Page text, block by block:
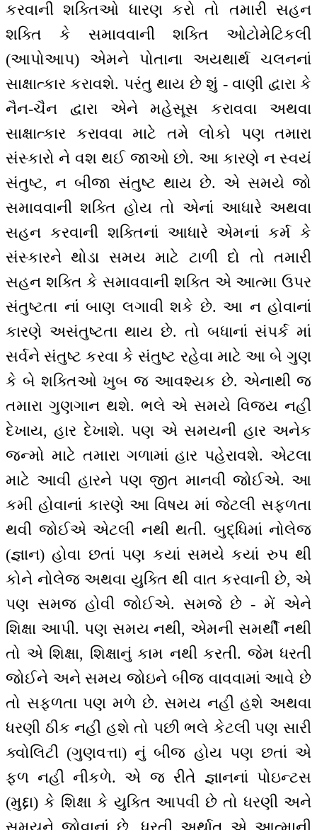
કરવાની શક્તિઓ ધારણ કરો તો તમારી સહન
શક્તિ કે સમાવવાની શક્તિ ઓટોમેટિકલી
(આપોઆપ) એમને પોતાના અયથાર્થ ચલનનાં
સાક્ષાત્કાર કરાવશે. પરંતુ થાય છે શું - વાણી દ્વારા કે
નૈન-ચૈન દ્વારા એને મહેસૂસ કરાવવા અથવા
સાક્ષાત્કાર કરાવવા માટે તમે લોકો પણ તમારા
સંસ્કારો ને વશ થઈ જાઓ છો. આ કારણે ન સ્વયં
સંતુષ્ટ, ન બીજા સંતુષ્ટ થાય છે. એ સમયે જો
સમાવવાની શક્તિ હોય તો એનાં આધારે અથવા
સહન કરવાની શક્તિનાં આધારે એમનાં કર્મ કે
સંસ્કારને થોડા સમય માટે ટાળી દો તો તમારી
સહન શક્તિ કે સમાવવાની શક્તિ એ આત્મા ઉપર
સંતુષ્ટતા નાં બાણ લગાવી શકે છે. આ ન હોવાનાં
કારણે અસંતુષ્ટતા થાય છે. તો બધાનાં સંપર્ક માં
સર્વને સંતુષ્ટ કરવા કે સંતુષ્ટ રહેવા માટે આ બે ગુણ
કે બે શક્તિઓ ખુબ જ આવશ્યક છે. એનાથી જ
તમારા ગુણગાન થશે. ભલે એ સમયે વિજય નહીં
દેખાય, હાર દેખાશે. પણ એ સમયની હાર અનેક
જન્મો માટે તમારા ગળામાં હાર પહેરાવશે. એટલા
માટે આવી હારને પણ જીત માનવી જોઈએ. આ
કમી હોવાનાં કારણે આ વિષય માં જેટલી સફળતા
થવી જોઈએ એટલી નથી થતી. બુદ્ધિમાં નોલેજ
(જ્ઞાન) હોવા છતાં પણ કયાં સમયે કયાં રુપ થી
કોને નોલેજ અથવા યુક્તિ થી વાત કરવાની છે, એ
પણ સમજ હોવી જોઈએ. સમજે છે - મેં એને
શિક્ષા આપી. પણ સમય નથી, એમની સમર્થી નથી
તો એ શિક્ષા, શિક્ષાનું કામ નથી કરતી. જેમ ધરતી
જોઈને અને સમય જોઇને બીજ વાવવામાં આવે છે
તો સફળતા પણ મળે છે. સમય નહીં હશે અથવા
ધરણી ઠીક નહીં હશે તો પછી ભલે કેટલી પણ સારી
ક્વોલિટી (ગુણવત્તા) નું બીજ હોય પણ છતાં એ
ફળ નહીં નીકળે. એ જ રીતે જ્ઞાનનાં પોઇન્ટસ
(મુદ્દા) કે શિક્ષા કે યુક્તિ આપવી છે તો ધરણી અને